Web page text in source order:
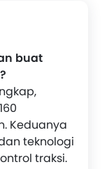
buat
Keduanya
teknologi
traksi.